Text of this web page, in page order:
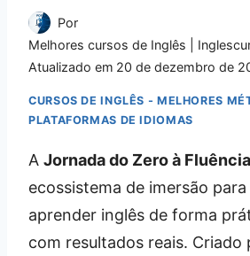
Por
Melhores cursos de Inglês |
Atualizado em 20 de dezembro de
CURSOS DE INGLÊS - MELHORES
PLATAFORMAS DE IDIOMAS
A Jornada do Zero à Fluência
ecossistema de imersão
aprender inglês de forma
com resultados reais. Criado